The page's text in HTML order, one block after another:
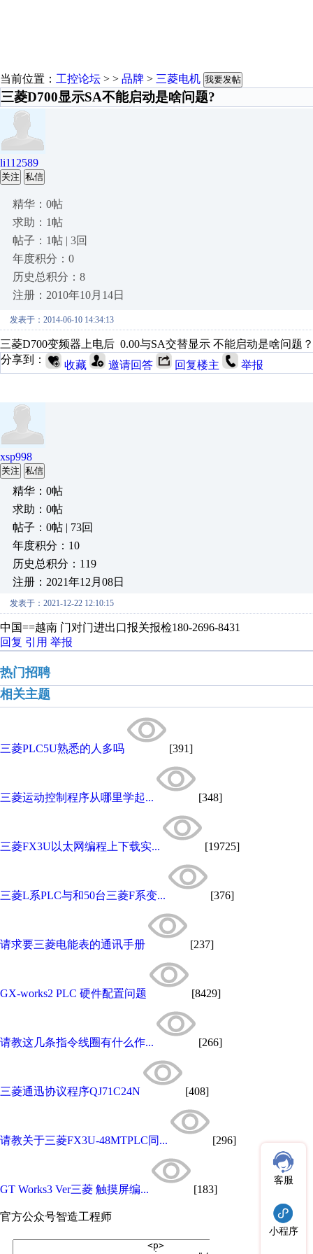
当前位置： 工控论坛 > > 品牌 > 三菱电机 我要发帖
三菱D700显示SA不能启动是啥问题?
li112589
关注 私信
精华：0帖
求助：1帖
帖子：1帖 | 3回
年度积分：0
历史总积分：8
注册：2010年10月14日
发表于：2014-06-10 14:34:13
三菱D700变频器上电后 0.00与SA交替显示 不能启动是啥问题？
分享到：
收藏 邀请回答 回复楼主 举报
xsp998
关注 私信
精华：0帖
求助：0帖
帖子：0帖 | 73回
年度积分：10
历史总积分：119
注册：2021年12月08日
发表于：2021-12-22 12:10:15
中国==越南 门对门进出口报关报检180-2696-8431
回复 引用 举报
热门招聘
相关主题
三菱PLC5U熟悉的人多吗 [391]
三菱运动控制程序从哪里学起... [348]
三菱FX3U以太网编程上下载实... [19725]
三菱L系PLC与和50台三菱F系变... [376]
请求要三菱电能表的通讯手册 [237]
GX-works2 PLC 硬件配置问题 [8429]
请教这几条指令线圈有什么作... [266]
三菱通迅协议程序QJ71C24N [408]
请教关于三菱FX3U-48MTPLC同... [296]
GT Works3 Ver三菱 触摸屏编... [183]
官方公众号智造工程师
客服
小程序